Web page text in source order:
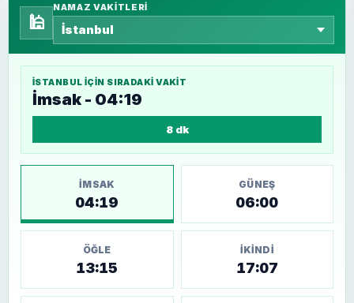
🕌
NAMAZ VAKITLERI
İSTANBUL IÇIN SIRADAKI VAKIT
İmsak - 04:19
8 dk
İMSAK
04:19
GÜNEŞ
06:00
ÖĞLE
13:15
İKINDI
17:07